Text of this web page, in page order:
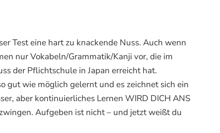
Test eine hart zu knackende Nuss. Auch wenn
nur Vokabeln/Grammatik/Kanji vor, die im
der Pflichtschule in Japan erreicht hat.
gut wie möglich gelernt und es zeichnet sich ein
aber kontinuierliches Lernen WIRD DICH ANS
Aufgeben ist nicht – und jetzt weißt du